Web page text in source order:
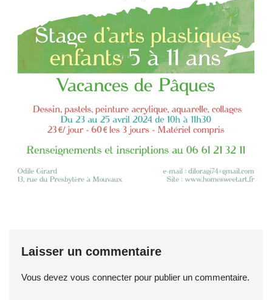
Laisser un commentaire
Vous devez vous connecter pour publier un commentaire.